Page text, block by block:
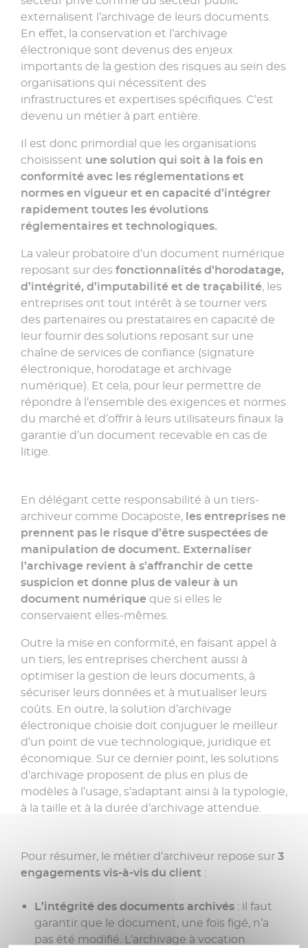
externalisent l’archivage de leurs documents.
En effet, la conservation et l’archivage
électronique sont devenus des enjeux
importants de la gestion des risques au sein des
organisations qui nécessitent des
infrastructures et expertises spécifiques. C’est
devenu un métier à part entière.
Il est donc primordial que les organisations
choisissent une solution qui soit à la fois en
conformité avec les réglementations et
normes en vigueur et en capacité d’intégrer
rapidement toutes les évolutions
réglementaires et technologiques.
La valeur probatoire d’un document numérique
reposant sur des fonctionnalités d’horodatage,
d’intégrité, d’imputabilité et de traçabilité, les
entreprises ont tout intérêt à se tourner vers
des partenaires ou prestataires en capacité de
leur fournir des solutions reposant sur une
chaîne de services de confiance (signature
électronique, horodatage et archivage
numérique). Et cela, pour leur permettre de
répondre à l’ensemble des exigences et normes
du marché et d’offrir à leurs utilisateurs finaux la
garantie d’un document recevable en cas de
litige.
En délégant cette responsabilité à un tiers-
archiveur comme Docaposte, les entreprises ne
prennent pas le risque d’être suspectées de
manipulation de document. Externaliser
l’archivage revient à s’affranchir de cette
suspicion et donne plus de valeur à un
document numérique que si elles le
conservaient elles-mêmes.
Outre la mise en conformité, en faisant appel à
un tiers, les entreprises cherchent aussi à
optimiser la gestion de leurs documents, à
sécuriser leurs données et à mutualiser leurs
coûts. En outre, la solution d’archivage
électronique choisie doit conjuguer le meilleur
d’un point de vue technologique, juridique et
économique. Sur ce dernier point, les solutions
d’archivage proposent de plus en plus de
modèles à l’usage, s’adaptant ainsi à la typologie,
à la taille et à la durée d’archivage attendue.
Pour résumer, le métier d’archiveur repose sur 3
engagements vis-à-vis du client :
L’intégrité des documents archivés : il faut
garantir que le document, une fois figé, n’a
pas été modifié. L’archivage à vocation